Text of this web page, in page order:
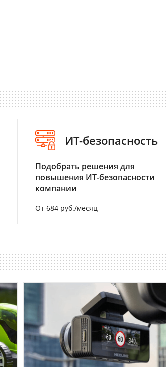
ИТ-безопасность
Подобрать решения для
повышения ИТ-безопасности
компании
От 684 руб./месяц